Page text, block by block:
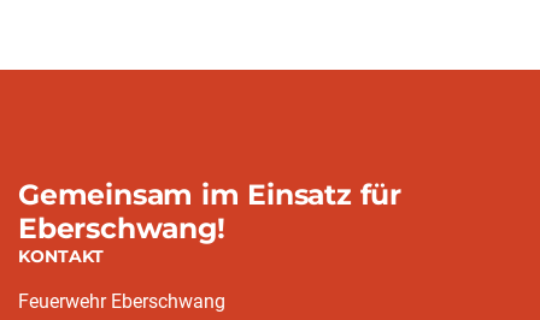
Gemeinsam im Einsatz für
Eberschwang!
KONTAKT
Feuerwehr Eberschwang